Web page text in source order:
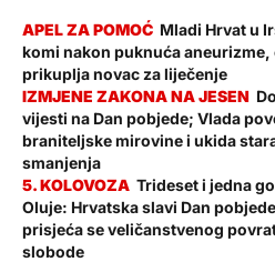
Mladi Hrvat u
komi nakon puknuća aneurizme,
prikuplja novac za liječenje
vijesti na Dan pobjede; Vlada
braniteljske mirovine i ukida
smanjenja
Trideset i jedna
Oluje: Hrvatska slavi Dan
prisjeća se veličanstvenog
slobode